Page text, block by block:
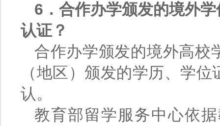
6．合作办学颁发的境外
认证？
合作办学颁发的境外高校
（地区）颁发的学历、学
认。
教育部留学服务中心依